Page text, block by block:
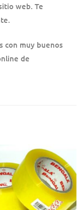
web. Te
con muy buenos
de